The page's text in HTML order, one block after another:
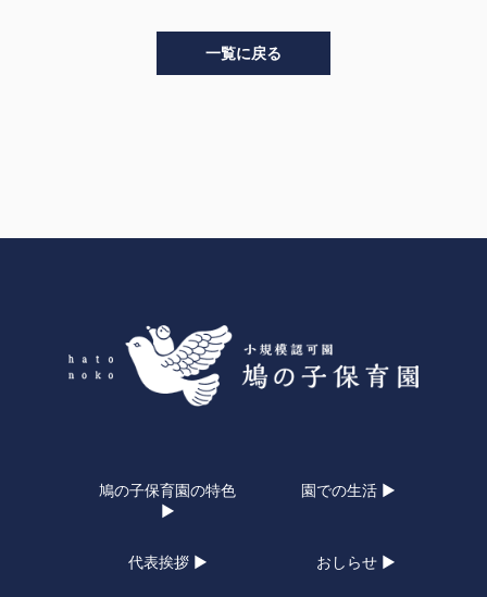
>
一覧に戻る
鳩の子保育園の特色
▶
園での生活 ▶
代表挨拶 ▶ おしらせ ▶